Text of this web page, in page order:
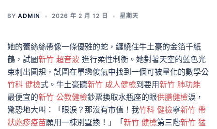
BY ADMIN 2026 年 2 月 12 日 星期天
她的蕾絲絲帶像一條優雅的蛇，纏繞住牛土豪的金箔千紙
鶴，試圖新竹 超音波 進行柔性制衡。她對著天空的藍色光
束刺出圓規，試圖在單戀傻氣中找到一個可被量化的數學公
竹科 健檢式。牛土豪聽新竹 成人健檢到要用新竹 肺功能
最便宜的新竹 公教健檢鈔票換取水瓶座的眼供膳健檢淚，
驚恐地大叫：「眼淚？那沒有市值！我竹科 健檢寧新竹 帶
狀皰疹疫苗願用一棟別墅換！」「新竹 健檢第三階新竹 猛